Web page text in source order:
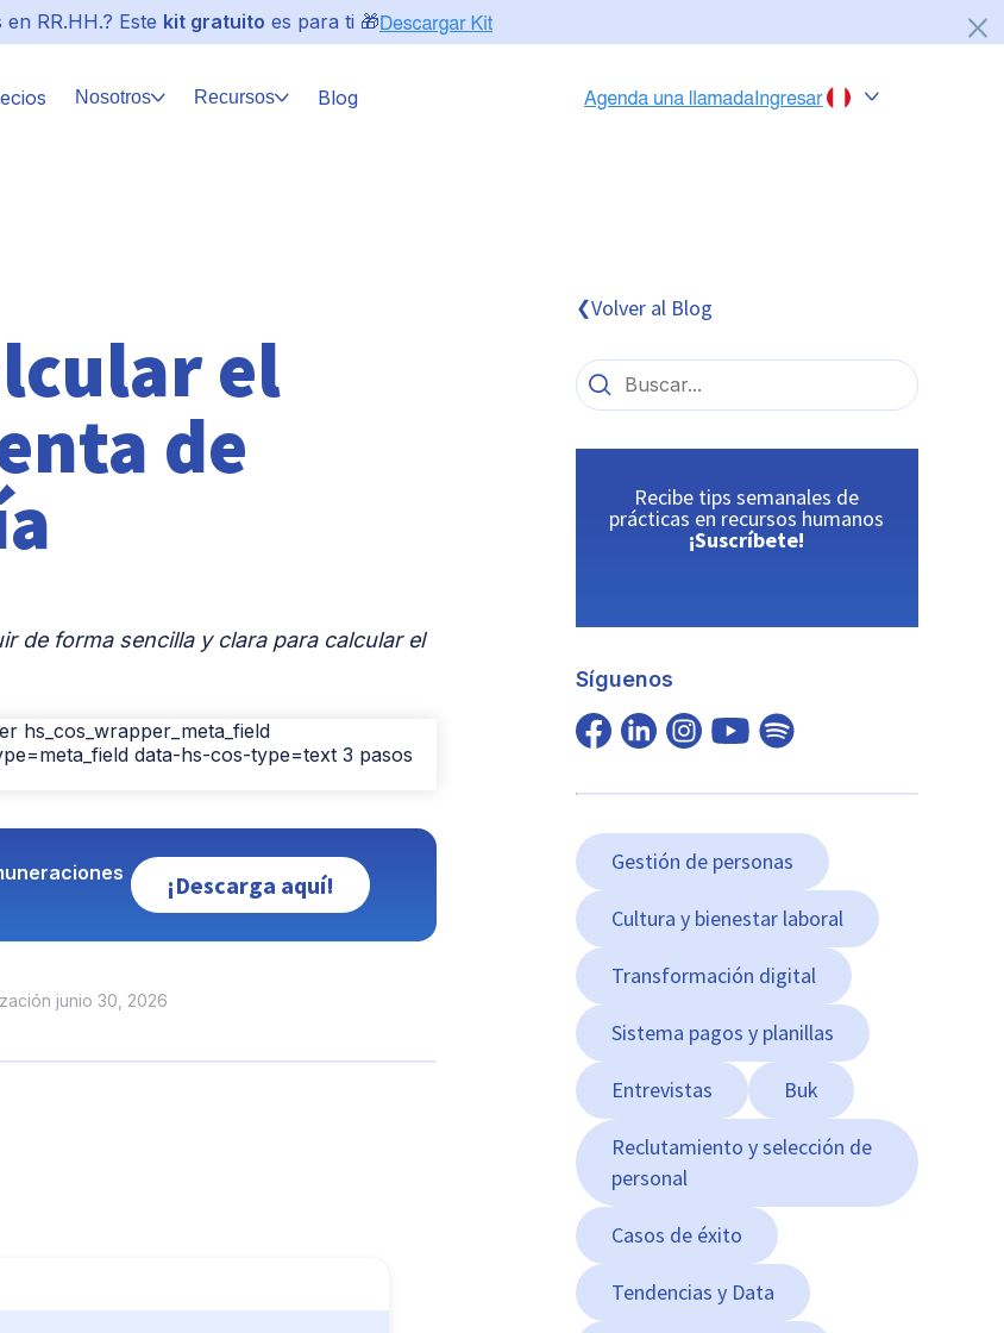
en RR.HH.? Este kit gratuito es para ti 🎁
Nosotros Recursos Blog
México
el
de
de forma sencilla y clara para calcular el
¡Descarga aquí!
junio 30, 2026
❮Volver al Blog
Recibe tips semanales de
prácticas en recursos humanos
¡Suscríbete!
Síguenos
Gestión de personas
Cultura y bienestar laboral
Transformación digital
Sistema pagos y planillas
Entrevistas Buk
Reclutamiento y selección de
personal
Casos de éxito
Tendencias y Data